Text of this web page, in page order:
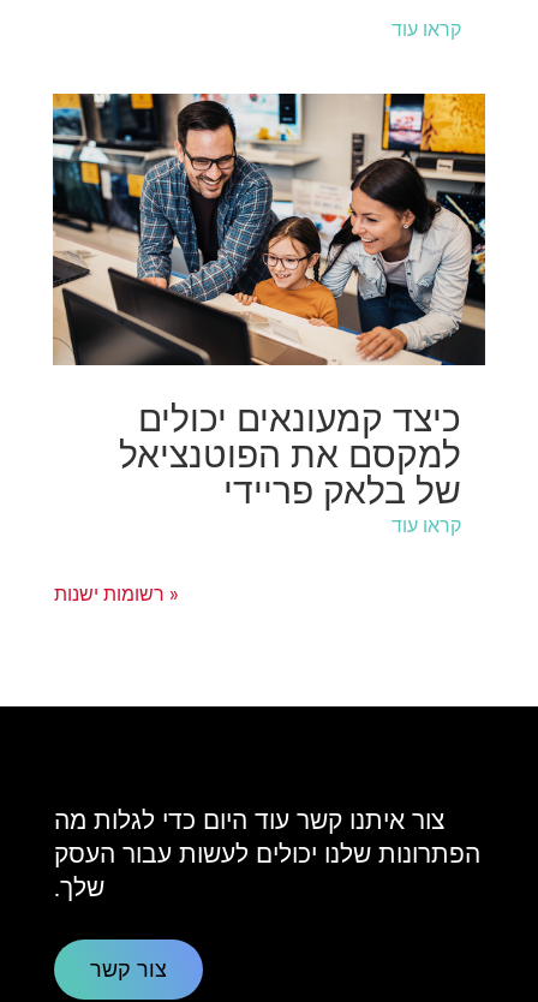
קראו עוד
כיצד קמעונאים יכולים
למקסם את הפוטנציאל
של בלאק פריידי
קראו עוד
« רשומות ישנות
צור איתנו קשר עוד היום כדי לגלות מה
הפתרונות שלנו יכולים לעשות עבור העסק
שלך.
צור קשר